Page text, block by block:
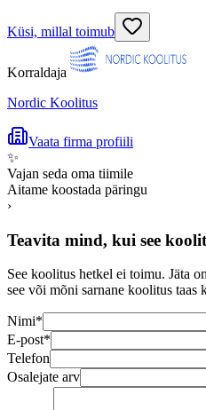
Küsi, millal toimub
Korraldaja
Nordic Koolitus
Vaata firma profiili
✨
Vajan seda oma tiimile
Aitame koostada päringu
›
Teavita mind, kui see
See koolitus hetkel ei toimu. Jäta
see või mõni sarnane koolitus taas
Nimi*
E-post*
Telefon
Osalejate arv